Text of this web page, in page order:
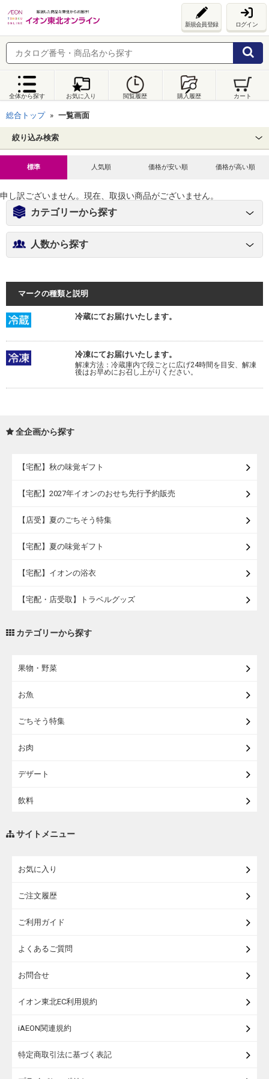
新規会員登録 ログイン
全体から探す お気に入り 閲覧履歴 購入履歴 カート
総合トップ 一覧画面
絞り込み検索
標準 人気順 価格が安い順 価格が高い順
申し訳ございません。現在、取扱い商品がございません。
カテゴリーから探す
人数から探す
マークの種類と説明
冷蔵にてお届けいたします。
冷凍にてお届けいたします。
解凍方法：冷蔵庫内で段ごとに広げ24時間を目安、解凍
後はお早めにお召し上がりください。
全企画から探す
【宅配】秋の味覚ギフト
【宅配】2027年イオンのおせち先行予約販売
【店受】夏のごちそう特集
【宅配】夏の味覚ギフト
【宅配】イオンの浴衣
【宅配・店受取】トラベルグッズ
カテゴリーから探す
果物・野菜
お魚
ごちそう特集
お肉
デザート
飲料
サイトメニュー
お気に入り
ご注文履歴
ご利用ガイド
よくあるご質問
お問合せ
イオン東北EC利用規約
iAEON関連規約
特定商取引法に基づく表記